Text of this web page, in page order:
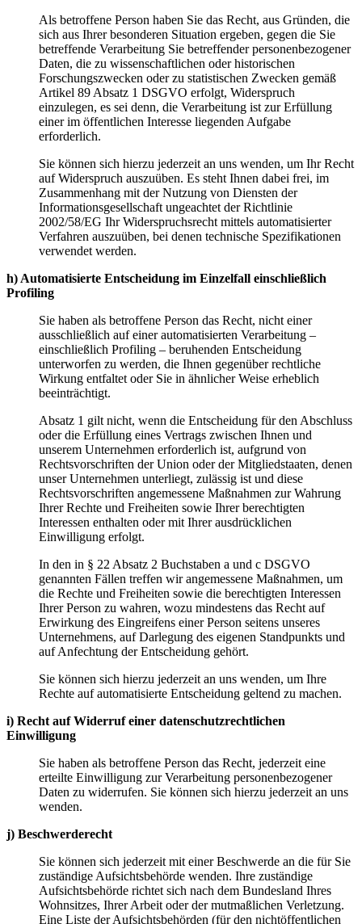
Als betroffene Person haben Sie das Recht, aus Gründen, die
sich aus Ihrer besonderen Situation ergeben, gegen die Sie
betreffende Verarbeitung Sie betreffender personenbezogener
Daten, die zu wissenschaftlichen oder historischen
Forschungszwecken oder zu statistischen Zwecken gemäß
Artikel 89 Absatz 1 DSGVO erfolgt, Widerspruch
einzulegen, es sei denn, die Verarbeitung ist zur Erfüllung
einer im öffentlichen Interesse liegenden Aufgabe
erforderlich.
Sie können sich hierzu jederzeit an uns wenden, um Ihr Recht
auf Widerspruch auszuüben. Es steht Ihnen dabei frei, im
Zusammenhang mit der Nutzung von Diensten der
Informationsgesellschaft ungeachtet der Richtlinie
2002/58/EG Ihr Widerspruchsrecht mittels automatisierter
Verfahren auszuüben, bei denen technische Spezifikationen
verwendet werden.
h) Automatisierte Entscheidung im Einzelfall einschließlich
Profiling
Sie haben als betroffene Person das Recht, nicht einer
ausschließlich auf einer automatisierten Verarbeitung –
einschließlich Profiling – beruhenden Entscheidung
unterworfen zu werden, die Ihnen gegenüber rechtliche
Wirkung entfaltet oder Sie in ähnlicher Weise erheblich
beeinträchtigt.
Absatz 1 gilt nicht, wenn die Entscheidung für den Abschluss
oder die Erfüllung eines Vertrags zwischen Ihnen und
unserem Unternehmen erforderlich ist, aufgrund von
Rechtsvorschriften der Union oder der Mitgliedstaaten, denen
unser Unternehmen unterliegt, zulässig ist und diese
Rechtsvorschriften angemessene Maßnahmen zur Wahrung
Ihrer Rechte und Freiheiten sowie Ihrer berechtigten
Interessen enthalten oder mit Ihrer ausdrücklichen
Einwilligung erfolgt.
In den in § 22 Absatz 2 Buchstaben a und c DSGVO
genannten Fällen treffen wir angemessene Maßnahmen, um
die Rechte und Freiheiten sowie die berechtigten Interessen
Ihrer Person zu wahren, wozu mindestens das Recht auf
Erwirkung des Eingreifens einer Person seitens unseres
Unternehmens, auf Darlegung des eigenen Standpunkts und
auf Anfechtung der Entscheidung gehört.
Sie können sich hierzu jederzeit an uns wenden, um Ihre
Rechte auf automatisierte Entscheidung geltend zu machen.
i) Recht auf Widerruf einer datenschutzrechtlichen
Einwilligung
Sie haben als betroffene Person das Recht, jederzeit eine
erteilte Einwilligung zur Verarbeitung personenbezogener
Daten zu widerrufen. Sie können sich hierzu jederzeit an uns
wenden.
j) Beschwerderecht
Sie können sich jederzeit mit einer Beschwerde an die für Sie
zuständige Aufsichtsbehörde wenden. Ihre zuständige
Aufsichtsbehörde richtet sich nach dem Bundesland Ihres
Wohnsitzes, Ihrer Arbeit oder der mutmaßlichen Verletzung.
Eine Liste der Aufsichtsbehörden (für den nichtöffentlichen